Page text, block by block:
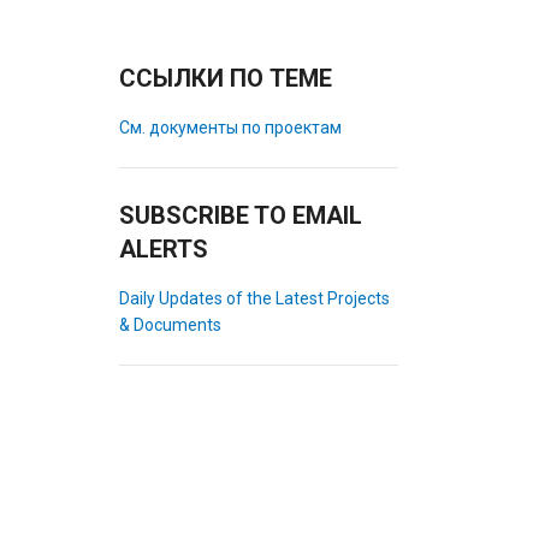
ССЫЛКИ ПО ТЕМЕ
См. документы по проектам
SUBSCRIBE TO EMAIL
ALERTS
Daily Updates of the Latest Projects
& Documents